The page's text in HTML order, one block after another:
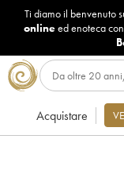
Ti diamo il benvenuto
onlineed enoteca
Acquistare